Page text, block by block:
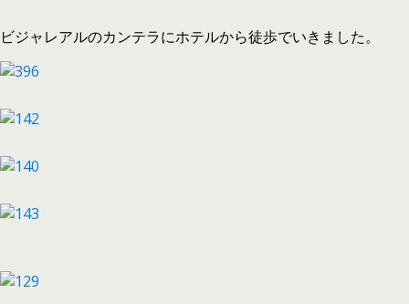
ビジャレアルのカンテラにホテルから徒歩でいきました。